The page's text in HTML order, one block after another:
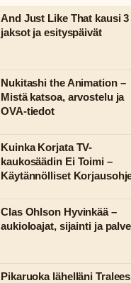
And Just Like That kausi 3
jaksot ja esityspäivät
Nukitashi the Animation –
Mistä katsoa, arvostelu ja
OVA-tiedot
Kuinka Korjata TV-
kaukosäädin Ei Toimi –
Käytännölliset
Clas Ohlson Hyvinkää –
aukioloajat, sijainti ja
Pikaruoka lähelläni